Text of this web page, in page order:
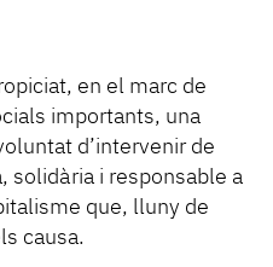
en el marc de
importants, una
d’intervenir de
solidària i responsable a
que, lluny de
causa.